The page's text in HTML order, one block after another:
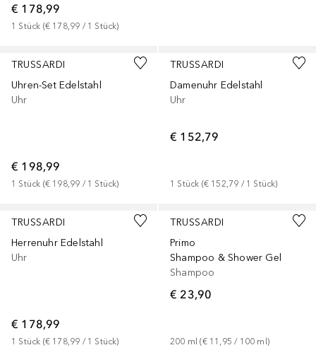
€ 178,99
1 Stück (€ 178,99 / 1 Stück)
TRUSSARDI
Uhren-Set Edelstahl
Uhr
€ 198,99
1 Stück (€ 198,99 / 1 Stück)
TRUSSARDI
Damenuhr Edelstahl
Uhr
€ 152,79
1 Stück (€ 152,79 / 1 Stück)
TRUSSARDI
Herrenuhr Edelstahl
Uhr
€ 178,99
1 Stück (€ 178,99 / 1 Stück)
TRUSSARDI
Primo
Shampoo & Shower Gel
Shampoo
€ 23,90
200 ml (€ 11,95 / 100 ml )